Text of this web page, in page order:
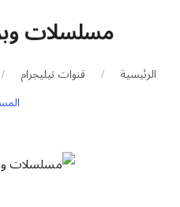
مسلسلات
الرئيسية قنوات تيليجرام